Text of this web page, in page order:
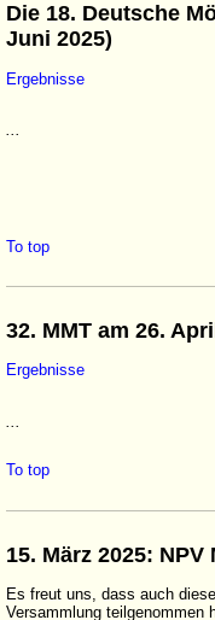
Die 18. Deutsche
Juni 2025)
Ergebnisse
...
To top
32. MMT am 26.
Ergebnisse
To top
15. März 2025:
Es freut uns, dass auch
Versammlung teilgenommen